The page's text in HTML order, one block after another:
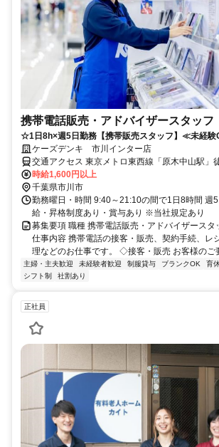
携帯電話販売・アドバイザースタッフ
☆1日8h×週5日勤務【携帯販売スタッフ】≪未経
働きやすさ抜群◎
ケーズデンキ 市川インター店
交通アクセス 東京メトロ東西線「原木中山駅」
時給1,600円以上
千葉県市川市
勤務曜日・時間 9:40～21:10の間で1日8時間
給・昇格制度あり・賞与あり ※当社規定あり
募集要項 職種 携帯電話販売・アドバイザースタ
仕事内容 携帯電話の接客・販売、契約手続、レ
理などのお仕事です。 ◇接客・販売 お客様のご
主婦・主夫歓迎 未経験者歓迎 制服貸与 ブランクOK 育
シフト制
社割あり
正社員